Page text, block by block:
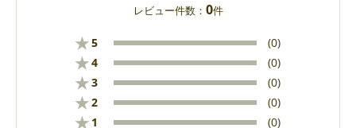
レビュー件数： 0件
★5 (0)
★4 (0)
★3 (0)
★2 (0)
★ 1 (0)